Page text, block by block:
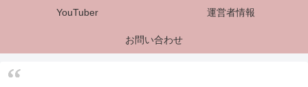
YouTuber 運営者情報
お問い合わせ